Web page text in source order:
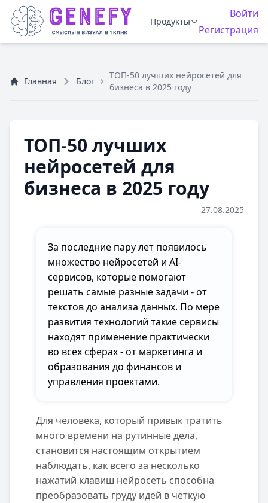
Продукты
Войти
Регистрация
Главная Блог
ТОП-50 лучших нейросетей для
бизнеса в 2025 году
ТОП-50 лучших
нейросетей для
бизнеса в 2025 году
27.08.2025
За последние пару лет появилось
множество нейросетей и AI-
сервисов, которые помогают
решать самые разные задачи - от
текстов до анализа данных. По мере
развития технологий такие сервисы
находят применение практически
во всех сферах - от маркетинга и
образования до финансов и
управления проектами.
Для человека, который привык тратить
много времени на рутинные дела,
становится настоящим открытием
наблюдать, как всего за несколько
нажатий клавиш нейросеть способна
преобразовать груду идей в четкую